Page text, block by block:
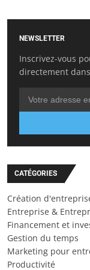
NEWSLETTER
Inscrivez-vous
directement
CATÉGORIES
Création
Entreprise &
Financement et
Gestion du temps
Marketing pour
Productivité